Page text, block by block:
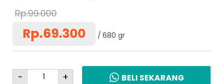
Rp.99.000
Rp.69.300 680 gr
- + BELI SEKARANG